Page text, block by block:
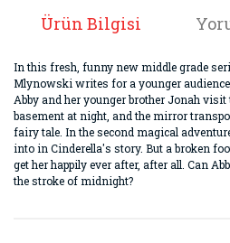
Ürün Bilgisi
In this fresh, funny new middle grade
Mlynowski writes for a younger
Abby and her younger brother Jonah
basement at night, and the mirror
fairy tale. In the second magical
into in Cinderella's story. But a broken
get her happily ever after, after all. Can
the stroke of midnight?